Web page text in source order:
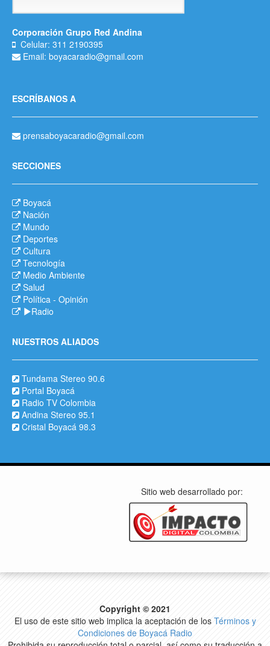
Corporación Grupo Red Andina
Celular: 311 2190395
Email: boyacaradio@gmail.com
ESCRÍBANOS A
prensaboyacaradio@gmail.com
SECCIONES
Boyacá
Nación
Mundo
Deportes
Cultura
Tecnología
Medio Ambiente
Salud
Política - Opinión
Radio
NUESTROS ALIADOS
Tundama Stereo 90.6
Portal Boyacá
Radio TV Colombia
Andina Stereo 95.1
Cristal Boyacá 98.3
Sitio web desarrollado por:
Copyright © 2021
El uso de este sitio web implica la aceptación de los Términos y
Condiciones de Boyacá Radio